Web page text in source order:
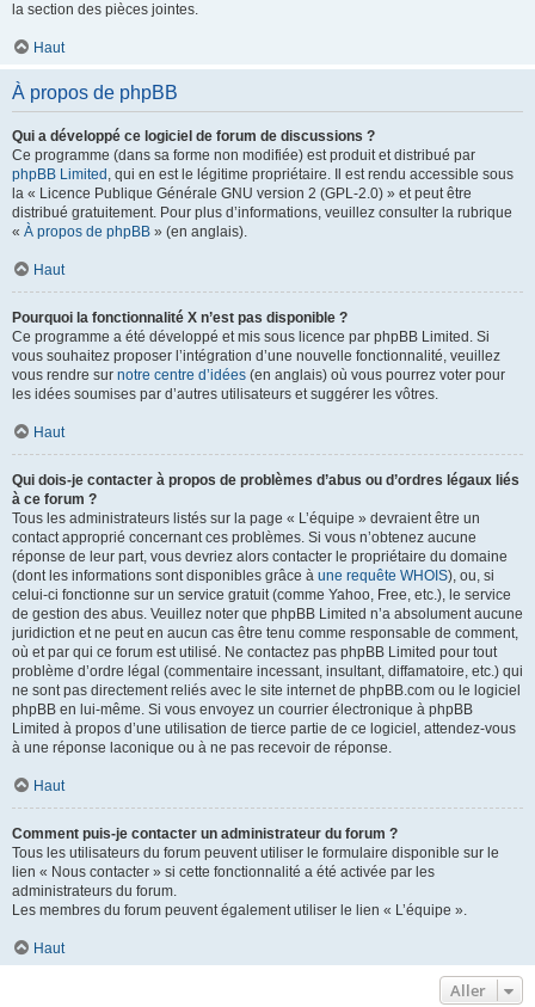
la section des pièces jointes.
Haut
À propos de phpBB
Qui a développé ce logiciel de forum de discussions ?
Ce programme (dans sa forme non modifiée) est produit et distribué par
phpBB Limited , qui en est le légitime propriétaire. Il est rendu accessible sous
la « Licence Publique Générale GNU version 2 (GPL-2.0) » et peut être
distribué gratuitement. Pour plus d’informations, veuillez consulter la rubrique
« À propos de phpBB » (en anglais).
Haut
Pourquoi la fonctionnalité X n’est pas disponible ?
Ce programme a été développé et mis sous licence par phpBB Limited. Si
vous souhaitez proposer l’intégration d’une nouvelle fonctionnalité, veuillez
vous rendre sur notre centre d’idées (en anglais) où vous pourrez voter pour
les idées soumises par d’autres utilisateurs et suggérer les vôtres.
Haut
Qui dois-je contacter à propos de problèmes d’abus ou d’ordres légaux liés
à ce forum ?
Tous les administrateurs listés sur la page « L’équipe » devraient être un
contact approprié concernant ces problèmes. Si vous n’obtenez aucune
réponse de leur part, vous devriez alors contacter le propriétaire du domaine
(dont les informations sont disponibles grâce à une requête WHOIS), ou, si
celui-ci fonctionne sur un service gratuit (comme Yahoo, Free, etc.), le service
de gestion des abus. Veuillez noter que phpBB Limited n’a absolument aucune
juridiction et ne peut en aucun cas être tenu comme responsable de comment,
où et par qui ce forum est utilisé. Ne contactez pas phpBB Limited pour tout
problème d’ordre légal (commentaire incessant, insultant, diffamatoire, etc.) qui
ne sont pas directement reliés avec le site internet de phpBB.com ou le logiciel
phpBB en lui-même. Si vous envoyez un courrier électronique à phpBB
Limited à propos d’une utilisation de tierce partie de ce logiciel, attendez-vous
à une réponse laconique ou à ne pas recevoir de réponse.
Haut
Comment puis-je contacter un administrateur du forum ?
Tous les utilisateurs du forum peuvent utiliser le formulaire disponible sur le
lien « Nous contacter » si cette fonctionnalité a été activée par les
administrateurs du forum.
Les membres du forum peuvent également utiliser le lien « L’équipe ».
Haut
Aller